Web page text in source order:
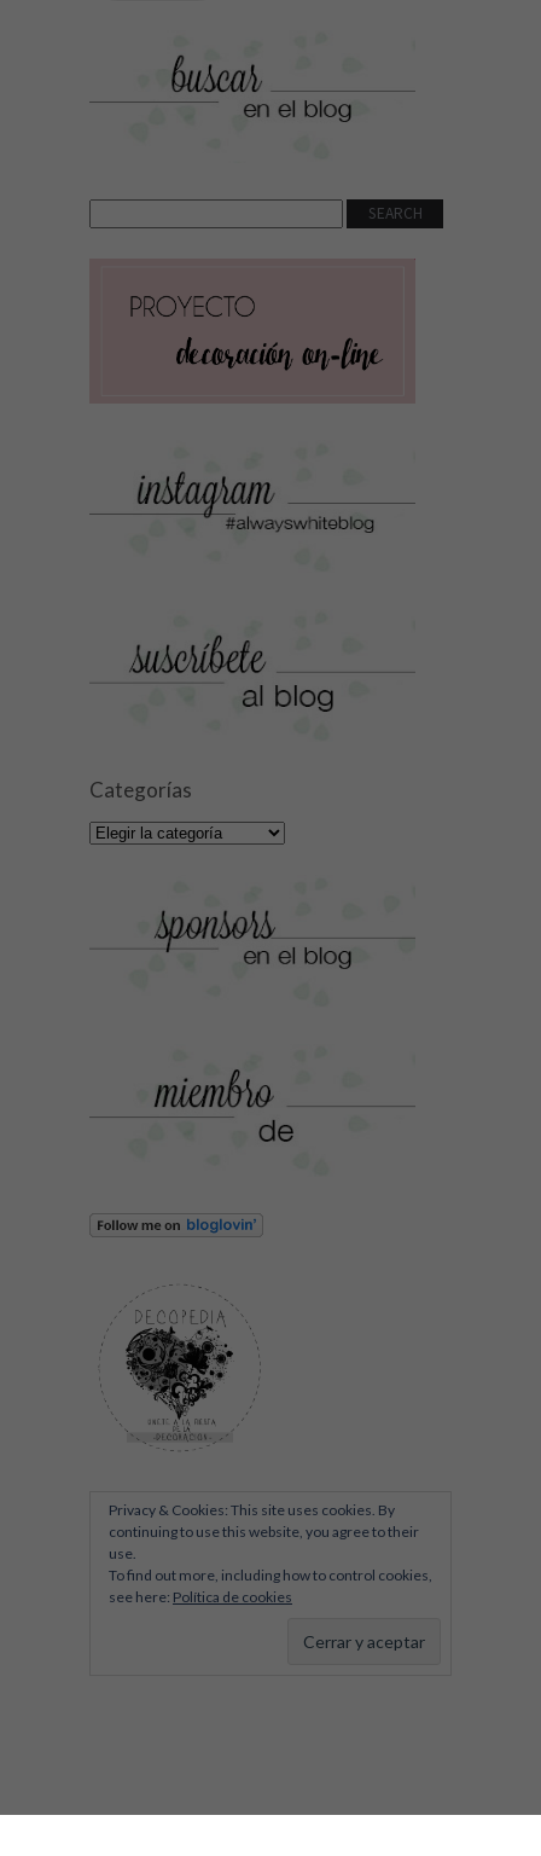
Categorías
Categorías
Privacy & Cookies: This site uses cookies. By
continuing to use this website, you agree to their
use.
To find out more, including how to control cookies,
see here: Política de cookies